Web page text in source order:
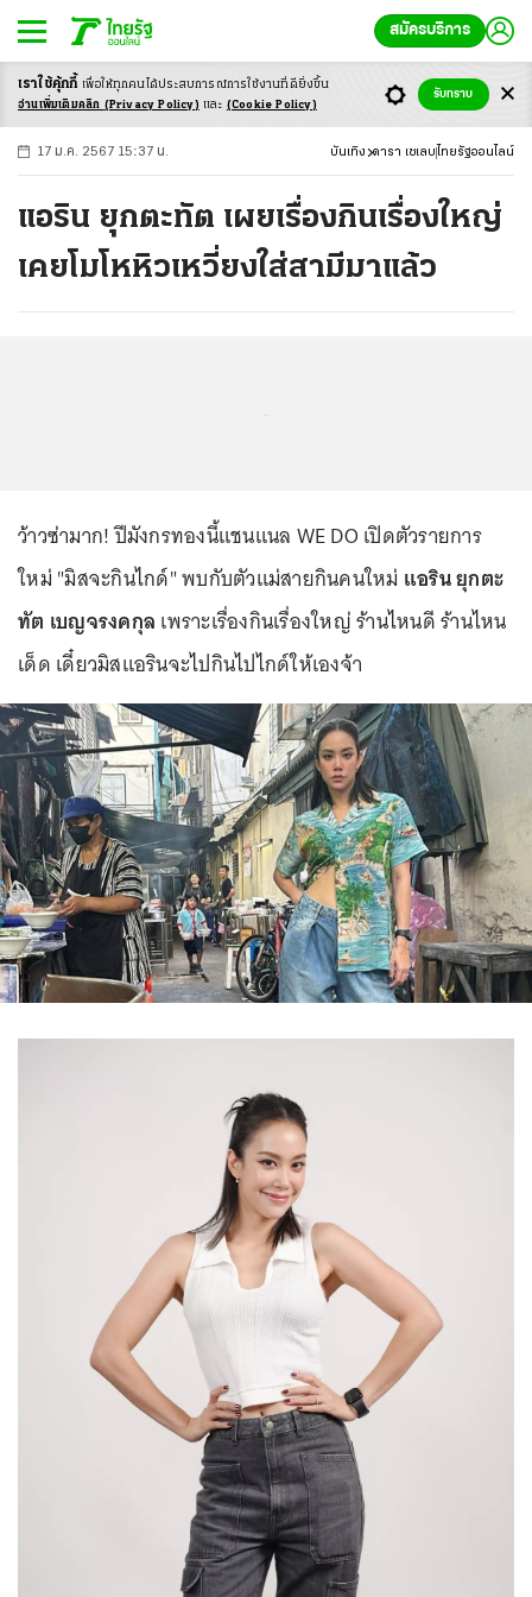
สมัครบริการ
-ก ก ก+
17 ม.ค. 2567 15:37 น. บันเทิง ดารา เซเลบ ไทยรัฐออนไลน์
แอริน ยุกตะทัต เผยเรื่องกินเรื่องใหญ่
เคยโมโหหิวเหวี่ยงใส่สามีมาแล้ว
ว้าวซ่ามาก! ปีมังกรทองนี้แชนแนล WE DO เปิดตัวรายการ
ใหม่ "มิสจะกินไกด์" พบกับตัวแม่สายกินคนใหม่ แอริน ยุกตะ
ทัต เบญจรงคกุล เพราะเรื่องกินเรื่องใหญ่ ร้านไหนดี ร้านไหน
เด็ด เดี๋ยวมิสแอรินจะไปกินไปไกด์ให้เองจ้า
เราใช้คุ้กกี้ เพื่อให้ทุกคนได้ประสบการณ์การใช้งานที่ดียิ่งขึ้น
อ่านเพิ่มเติมคลิก (Privacy Policy) และ (Cookie Policy)
รับทราบ